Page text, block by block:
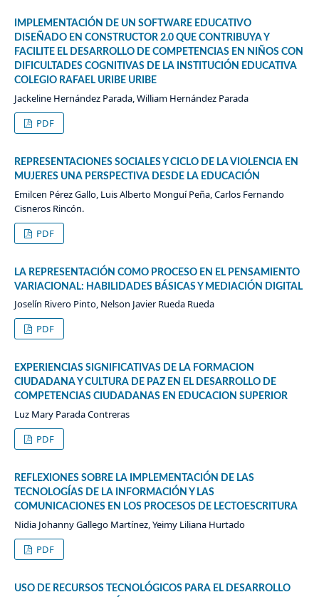
IMPLEMENTACIÓN DE UN SOFTWARE EDUCATIVO
DISEÑADO EN CONSTRUCTOR 2.0 QUE CONTRIBUYA Y
FACILITE EL DESARROLLO DE COMPETENCIAS EN NIÑOS CON
DIFICULTADES COGNITIVAS DE LA INSTITUCIÓN EDUCATIVA
COLEGIO RAFAEL URIBE URIBE
Jackeline Hernández Parada, William Hernández Parada
PDF
REPRESENTACIONES SOCIALES Y CICLO DE LA VIOLENCIA EN
MUJERES UNA PERSPECTIVA DESDE LA EDUCACIÓN
Emilcen Pérez Gallo, Luis Alberto Monguí Peña, Carlos Fernando
Cisneros Rincón.
PDF
LA REPRESENTACIÓN COMO PROCESO EN EL PENSAMIENTO
VARIACIONAL: HABILIDADES BÁSICAS Y MEDIACIÓN DIGITAL
Joselín Rivero Pinto, Nelson Javier Rueda Rueda
PDF
EXPERIENCIAS SIGNIFICATIVAS DE LA FORMACION
CIUDADANA Y CULTURA DE PAZ EN EL DESARROLLO DE
COMPETENCIAS CIUDADANAS EN EDUCACION SUPERIOR
Luz Mary Parada Contreras
PDF
REFLEXIONES SOBRE LA IMPLEMENTACIÓN DE LAS
TECNOLOGÍAS DE LA INFORMACIÓN Y LAS
COMUNICACIONES EN LOS PROCESOS DE LECTOESCRITURA
Nidia Johanny Gallego Martínez, Yeimy Liliana Hurtado
PDF
USO DE RECURSOS TECNOLÓGICOS PARA EL DESARROLLO